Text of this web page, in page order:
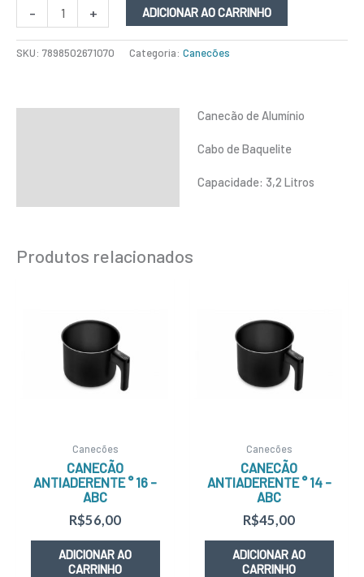
- + ADICIONAR AO CARRINHO
SKU: 7898502671070 Categoria: Canecões
Canecão de Alumínio
Cabo de Baquelite
Capacidade: 3,2 Litros
Produtos relacionados
Canecões
CANECÃO
ANTIADERENTE ° 16 –
ABC
R$56,00
ADICIONAR AO
CARRINHO
Canecões
CANECÃO
ANTIADERENTE ° 14 –
ABC
R$45,00
ADICIONAR AO
CARRINHO